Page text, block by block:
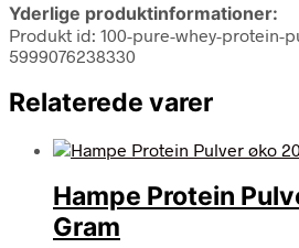
Yderlige produktinformationer:
Produkt id: 100-pure-whey-protein-
5999076238330
Relaterede varer
Hampe Protein
Gram